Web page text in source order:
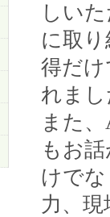
しい
に取
得だ
れま
また
もお
けで
力、